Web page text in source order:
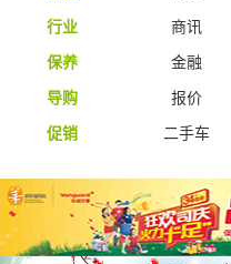
行业
商讯
保养
金融
导购
报价
促销
二手车